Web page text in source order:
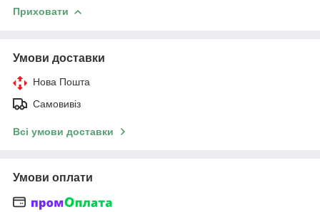
Приховати
Умови доставки
Нова Пошта
Самовивіз
Всі умови доставки
Умови оплати